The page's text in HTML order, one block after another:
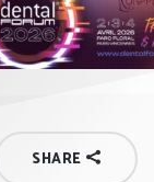
SHARE